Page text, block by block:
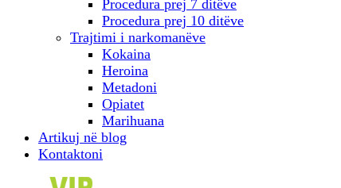
Procedura prej 7 ditëve
Procedura prej 10 ditëve
Trajtimi i narkomanëve
Kokaina
Heroina
Metadoni
Opiatet
Marihuana
Artikuj në blog
Kontaktoni